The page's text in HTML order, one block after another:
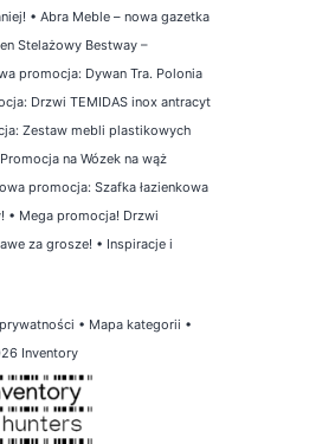
• Abra Meble – nowa gazetka
Stelażowy Bestway –
promocja: Dywan Tra. Polonia
Drzwi TEMIDAS inox antracyt
Zestaw mebli plastikowych
Promocja na Wózek na wąż
promocja: Szafka łazienkowa
• Mega promocja! Drzwi
za grosze! • Inspiracje i
• Mapa kategorii •
Inventory